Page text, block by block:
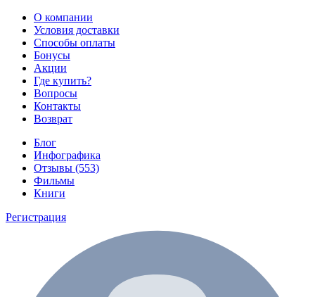
О компании
Условия доставки
Способы оплаты
Бонусы
Акции
Где купить?
Вопросы
Контакты
Возврат
Блог
Инфографика
Отзывы (553)
Фильмы
Книги
Регистрация